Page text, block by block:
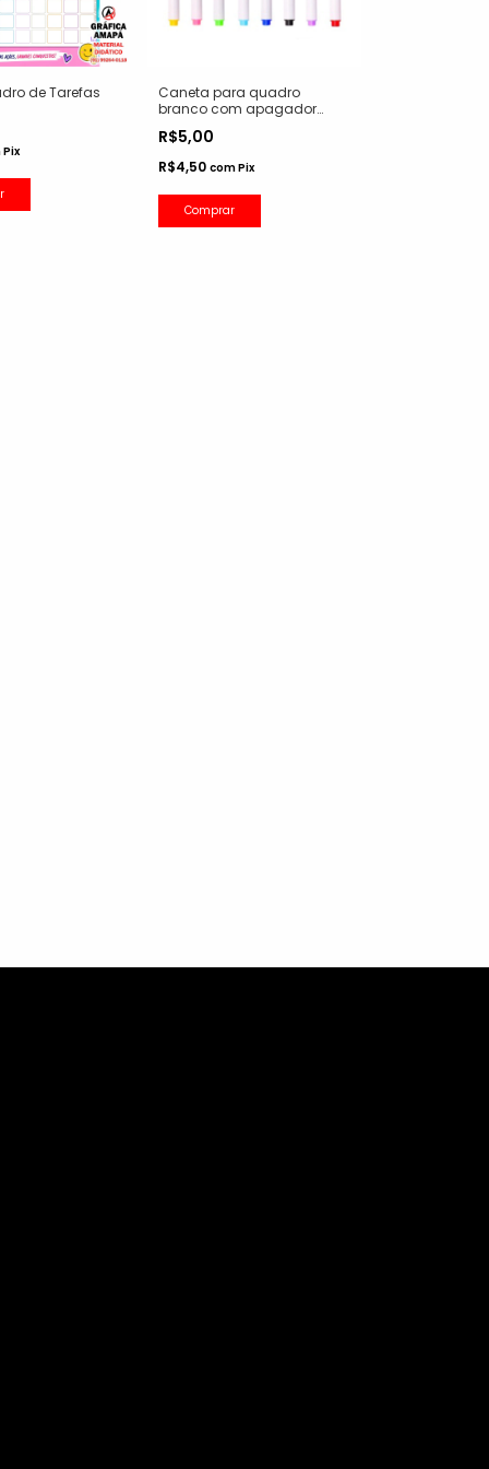
de Tarefas
Pix
Caneta para quadro
branco com apagador
nossos cartazes
plastificados)
R$5,00
R$4,50 comPix
Comprar